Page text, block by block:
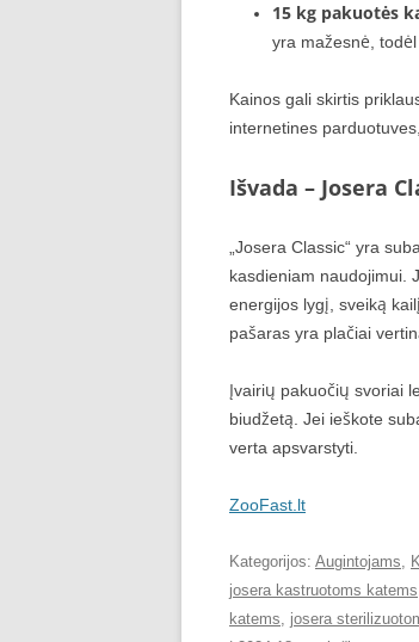
15 kg pakuotės
yra mažesnė,
Kainos gali skirtis
internetines
Išvada – Josera
„Josera Classic“ yra
kasdieniam naudojimui.
energijos lygį, sveiką
pašaras yra plačiai
Įvairių pakuočių svoriai
biudžetą. Jei ieškote
verta apsvarstyti.
ZooFast.lt
Kategorijos: Augintojams,
josera kastruotoms katems
katems, josera